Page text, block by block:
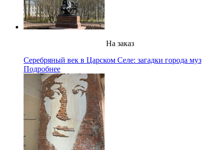
На заказ
Серебряный век в Царском Селе: загадки города муз
Подробнее